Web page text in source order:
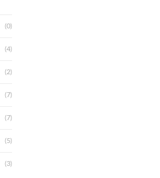
(0)
(4)
(2)
(7)
(7)
(5)
(3)